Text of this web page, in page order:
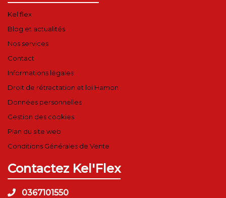
Kel'flex
Blog et actualités
Nos services
Contact
Informations légales
Droit de rétractation et loi Hamon
Données personnelles
Gestion des cookies
Plan du site web
Conditions Générales de Vente
Contactez Kel'Flex
0367101550